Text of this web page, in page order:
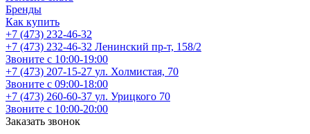
Бренды
Как купить
+7 (473) 232-46-32
+7 (473) 232-46-32 Ленинский пр-т, 158/2
Звоните с 10:00-19:00
+7 (473) 207-15-27 ул. Холмистая, 70
Звоните с 09:00-18:00
+7 (473) 260-60-37 ул. Урицкого 70
Звоните с 10:00-20:00
Заказать звонок